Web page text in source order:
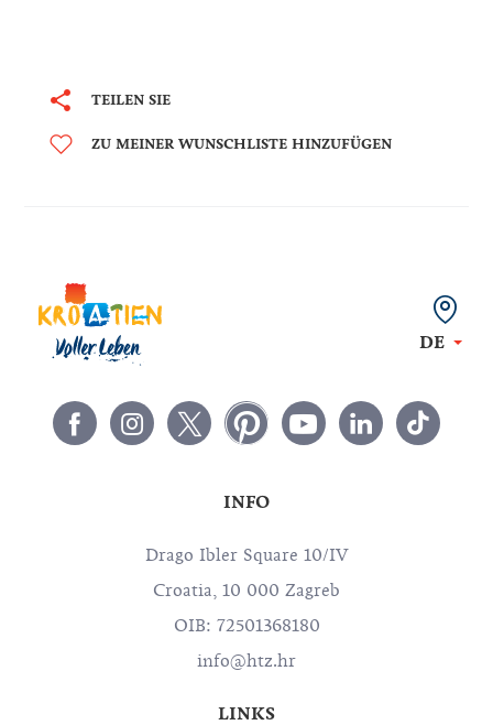
TEILEN SIE
ZU MEINER WUNSCHLISTE HINZUFÜGEN
DE
INFO
Drago Ibler Square 10/IV
Croatia, 10 000 Zagreb
OIB: 72501368180
info@htz.hr
LINKS